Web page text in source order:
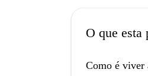
O que esta
Como é viver